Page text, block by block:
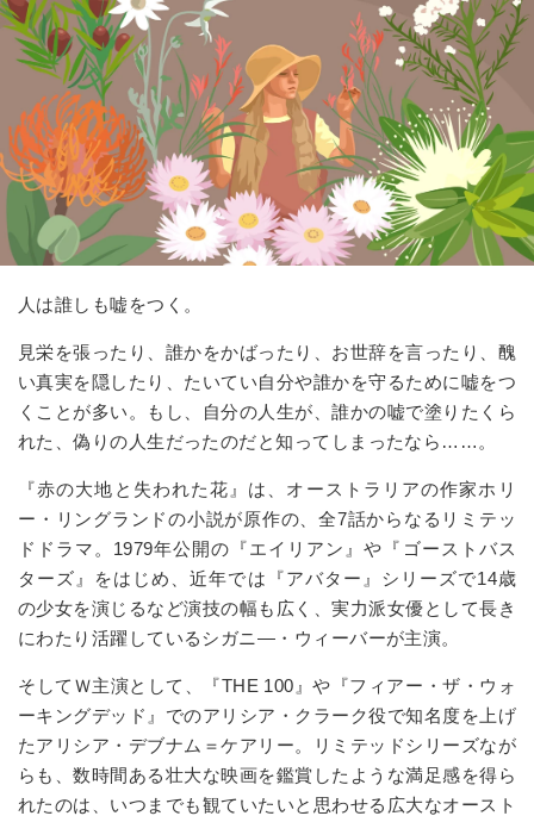
人は誰しも嘘をつく。
見栄を張ったり、誰かをかばったり、お世辞を言ったり、醜
い真実を隠したり、たいてい自分や誰かを守るために嘘をつ
くことが多い。もし、自分の人生が、誰かの嘘で塗りたくら
れた、偽りの人生だったのだと知ってしまったなら……。
『赤の大地と失われた花』は、オーストラリアの作家ホリ
ー・リングランドの小説が原作の、全7話からなるリミテッ
ドドラマ。1979年公開の『エイリアン』や『ゴーストバス
ターズ』をはじめ、近年では『アバター』シリーズで14歳
の少女を演じるなど演技の幅も広く、実力派女優として長き
にわたり活躍しているシガニ―・ウィーバーが主演。
そしてＷ主演として、『THE 100』や『フィアー・ザ・ウォ
ーキングデッド』でのアリシア・クラーク役で知名度を上げ
たアリシア・デブナム＝ケアリー。リミテッドシリーズなが
らも、数時間ある壮大な映画を鑑賞したような満足感を得ら
れたのは、いつまでも観ていたいと思わせる広大なオースト